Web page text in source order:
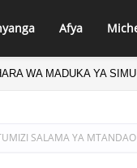
Afya
WA MADUKA YA
WANUFAIKA NA
SALAMA YA MTANDAO